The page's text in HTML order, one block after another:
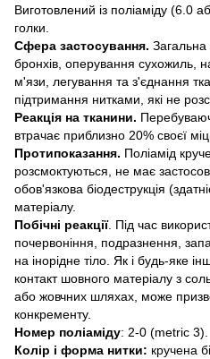
Виготовлений із поліаміду (6.0
голки.
Сфера застосування. Загальна
бронхів, оперування сухожиль,
м'язи, легування та з'єднання
підтримання нитками, які не
Реакція на тканини.
втрачає приблизно 20% своєї
Протипоказання. Поліамід
розсмоктуються, не має
обов'язкова біодеструкція
матеріалу.
Побічні реакції. Під час
почервоніння, подразнення,
на інорідне тіло. Як і будь-яке
контакт шовного матеріалу з
або жовчних шляхах, може
конкременту.
Номер поліаміду: 2-0 (metric 3).
Колір і форма нитки: кручена